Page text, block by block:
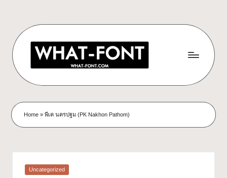
Home »พีเค นครปฐม (PK Nakhon Pathom)
Uncategorized